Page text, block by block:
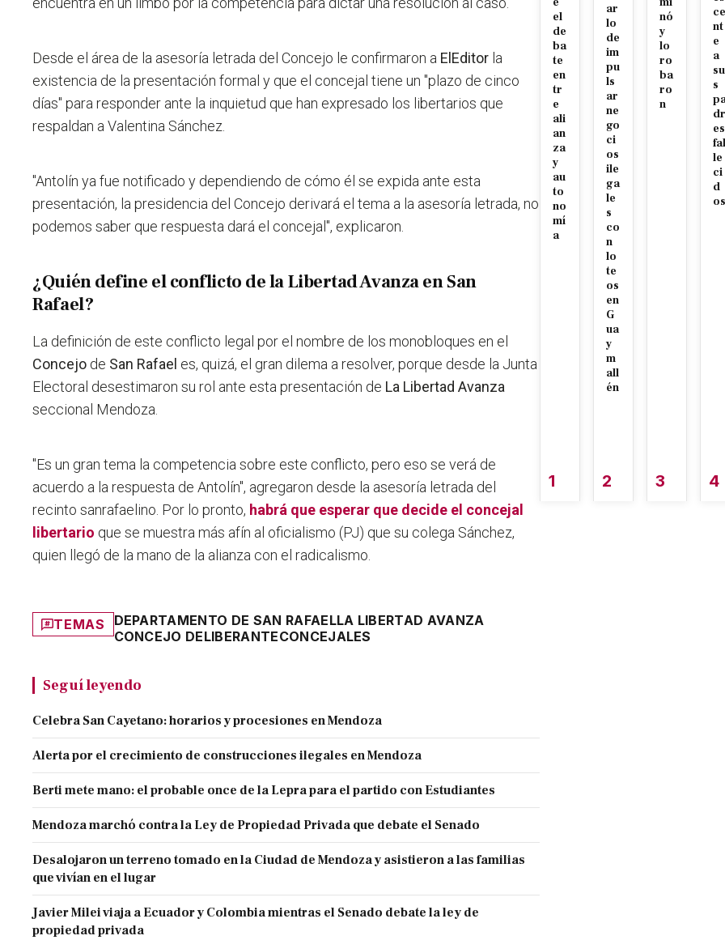
Desde el área de la asesoría letrada del Concejo le confirmaron a ElEditor la
existencia de la presentación formal y que el concejal tiene un "plazo de cinco
días" para responder ante la inquietud que han expresado los libertarios que
respaldan a Valentina Sánchez.
"Antolín ya fue notificado y dependiendo de cómo él se expida ante esta
presentación, la presidencia del Concejo derivará el tema a la asesoría letrada, no
podemos saber que respuesta dará el concejal", explicaron.
¿Quién define el conflicto de la Libertad Avanza en San
Rafael?
La definición de este conflicto legal por el nombre de los monobloques en el
Concejo de San Rafael es, quizá, el gran dilema a resolver, porque desde la Junta
Electoral desestimaron su rol ante esta presentación de La Libertad Avanza
seccional Mendoza.
"Es un gran tema la competencia sobre este conflicto, pero eso se verá de
acuerdo a la respuesta de Antolín", agregaron desde la asesoría letrada del
recinto sanrafaelino. Por lo pronto, habrá que esperar que decide el concejal
libertario que se muestra más afín al oficialismo (PJ) que su colega Sánchez,
quien llegó de la mano de la alianza con el radicalismo.
TEMAS DEPARTAMENTO DE SAN RAFAELLA LIBERTAD AVANZA
CONCEJO DELIBERANTECONCEJALES
Seguí leyendo
Celebra San Cayetano: horarios y procesiones en Mendoza
Alerta por el crecimiento de construcciones ilegales en Mendoza
Berti mete mano: el probable once de la Lepra para el partido con Estudiantes
Mendoza marchó contra la Ley de Propiedad Privada que debate el Senado
Desalojaron un terreno tomado en la Ciudad de Mendoza y asistieron a las familias
que vivían en el lugar
Javier Milei viaja a Ecuador y Colombia mientras el Senado debate la ley de
propiedad privada
el
de
ba
te
en
tr
e
ali
an
za
y
au
to
no
mí
a
1
ar
lo
de
im
pu
ls
ar
ne
go
ci
os
ile
ga
le
s
co
n
lo
te
os
en
G
ua
y
m
all
én
2
nó
y
lo
ro
ba
ro
n
3
ce
nt
e
a
su
s
dr
es
fal
le
ci
d
os
4